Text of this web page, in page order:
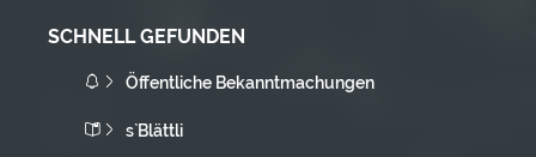
SCHNELL GEFUNDEN
Öffentliche Bekanntmachungen
s`Blättli